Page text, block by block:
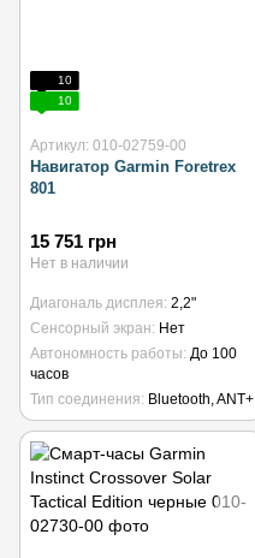
10
10
Артикул: 010-02759-00
Навигатор Garmin Foretrex
801
15 751 грн
Нет в наличии
Диагональ дисплея 2,2"
Сенсорный экран Нет
Автономность работы До 100
часов
Тип соединения Bluetooth, ANT+